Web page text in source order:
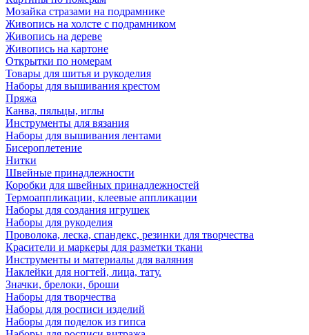
Мозайка стразами на подрамнике
Живопись на холсте с подрамником
Живопись на дереве
Живопись на картоне
Открытки по номерам
Товары для шитья и рукоделия
Наборы для вышивания крестом
Пряжа
Канва, пяльцы, иглы
Инструменты для вязания
Наборы для вышивания лентами
Бисероплетение
Нитки
Швейные принадлежности
Коробки для швейных принадлежностей
Термоаппликации, клеевые аппликации
Наборы для создания игрушек
Наборы для рукоделия
Проволока, леска, спандекс, резинки для творчества
Красители и маркеры для разметки ткани
Инструменты и материалы для валяния
Наклейки для ногтей, лица, тату.
Значки, брелоки, броши
Наборы для творчества
Наборы для росписи изделий
Наборы для поделок из гипса